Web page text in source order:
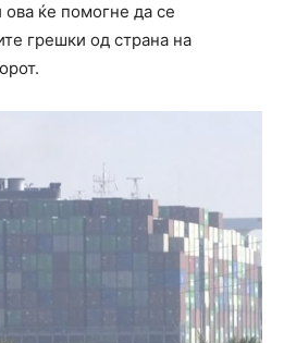
ќе помогне да се
грешки од страна на